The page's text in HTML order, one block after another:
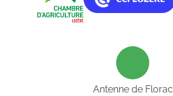
Antenne de Florac